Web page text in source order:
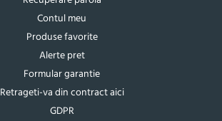
Contul meu
Produse favorite
Alerte pret
Formular garantie
Retrageti-va din contract aici
GDPR